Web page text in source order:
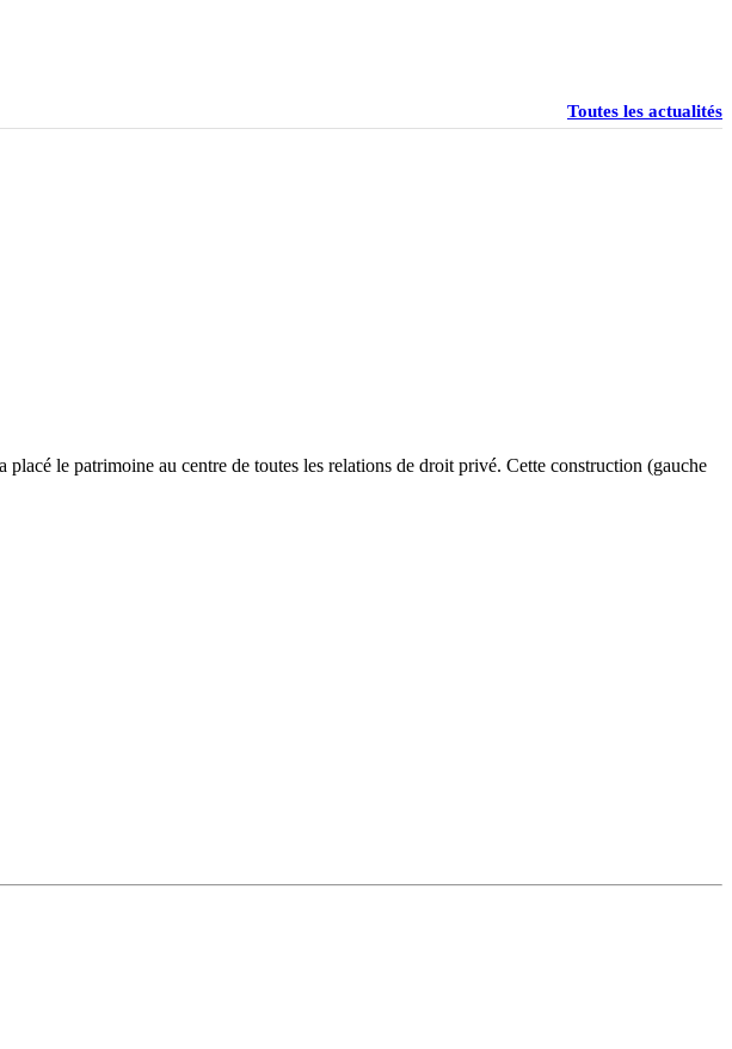
Toutes les actualités
le patrimoine au centre de toutes les relations de droit privé. Cette construction (gauche